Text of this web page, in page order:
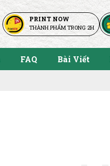
PRINT NOW
THÀNH PHẨM TRONG 2H
FAQ Bài Viết